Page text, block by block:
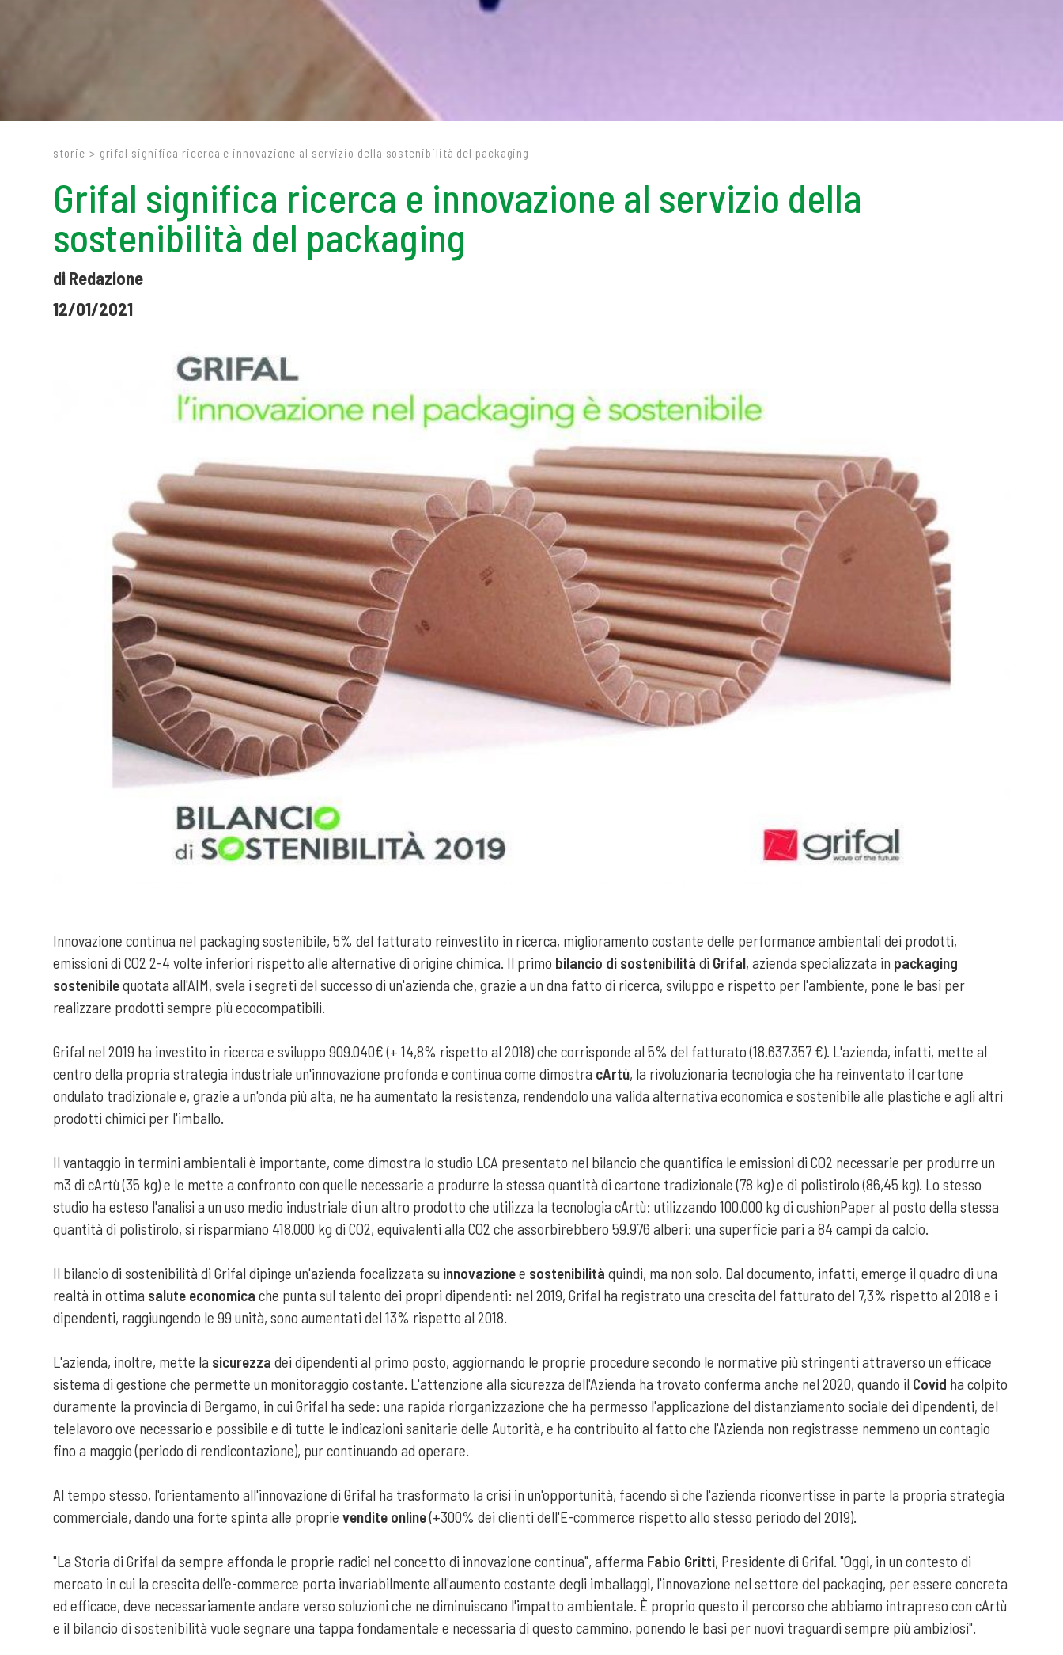
storie > grifal significa ricerca e innovazione al servizio della sostenibilità del packaging
Grifal significa ricerca e innovazione al servizio della
sostenibilità del packaging
di Redazione
12/01/2021
Innovazione continua nel packaging sostenibile, 5% del fatturato reinvestito in ricerca, miglioramento costante delle performance ambientali dei prodotti,
emissioni di CO2 2-4 volte inferiori rispetto alle alternative di origine chimica. Il primo bilancio di sostenibilità di Grifal, azienda specializzata in packaging
sostenibilequotata all'AIM, svela i segreti del successo di un'azienda che, grazie a un dna fatto di ricerca, sviluppo e rispetto per l'ambiente, pone le basi per
realizzare prodotti sempre più ecocompatibili.
Grifal nel 2019 ha investito in ricerca e sviluppo 909.040€ (+ 14,8% rispetto al 2018) che corrisponde al 5% del fatturato (18.637.357 €). L'azienda, infatti, mette al
centro della propria strategia industriale un'innovazione profonda e continua come dimostra cArtù, la rivoluzionaria tecnologia che ha reinventato il cartone
ondulato tradizionale e, grazie a un'onda più alta, ne ha aumentato la resistenza, rendendolo una valida alternativa economica e sostenibile alle plastiche e agli altri
prodotti chimici per l'imballo.
Il vantaggio in termini ambientali è importante, come dimostra lo studio LCA presentato nel bilancio che quantifica le emissioni di CO2 necessarie per produrre un
m3 di cArtù (35 kg) e le mette a confronto con quelle necessarie a produrre la stessa quantità di cartone tradizionale (78 kg) e di polistirolo (86,45 kg). Lo stesso
studio ha esteso l'analisi a un uso medio industriale di un altro prodotto che utilizza la tecnologia cArtù: utilizzando 100.000 kg di cushionPaper al posto della stessa
quantità di polistirolo, si risparmiano 418.000 kg di CO2, equivalenti alla CO2 che assorbirebbero 59.976 alberi: una superficie pari a 84 campi da calcio.
Il bilancio di sostenibilità di Grifal dipinge un'azienda focalizzata su innovazionee sostenibilità quindi, ma non solo. Dal documento, infatti, emerge il quadro di una
realtà in ottima salute economica che punta sul talento dei propri dipendenti: nel 2019, Grifal ha registrato una crescita del fatturato del 7,3% rispetto al 2018 e i
dipendenti, raggiungendo le 99 unità, sono aumentati del 13% rispetto al 2018.
L'azienda, inoltre, mette la sicurezza dei dipendenti al primo posto, aggiornando le proprie procedure secondo le normative più stringenti attraverso un efficace
sistema di gestione che permette un monitoraggio costante. L'attenzione alla sicurezza dell'Azienda ha trovato conferma anche nel 2020, quando il Covid ha colpito
duramente la provincia di Bergamo, in cui Grifal ha sede: una rapida riorganizzazione che ha permesso l'applicazione del distanziamento sociale dei dipendenti, del
telelavoro ove necessario e possibile e di tutte le indicazioni sanitarie delle Autorità, e ha contribuito al fatto che l'Azienda non registrasse nemmeno un contagio
fino a maggio (periodo di rendicontazione), pur continuando ad operare.
Al tempo stesso, l'orientamento all'innovazione di Grifal ha trasformato la crisi in un'opportunità, facendo sì che l'azienda riconvertisse in parte la propria strategia
commerciale, dando una forte spinta alle proprievendite online(+300% dei clienti dell'E-commerce rispetto allo stesso periodo del 2019).
"La Storia di Grifal da sempre affonda le proprie radici nel concetto di innovazione continua", afferma Fabio Gritti, Presidente di Grifal. "Oggi, in un contesto di
mercato in cui la crescita dell'e-commerce porta invariabilmente all'aumento costante degli imballaggi, l'innovazione nel settore del packaging, per essere concreta
ed efficace, deve necessariamente andare verso soluzioni che ne diminuiscano l'impatto ambientale. È proprio questo il percorso che abbiamo intrapreso con cArtù
e il bilancio di sostenibilità vuole segnare una tappa fondamentale e necessaria di questo cammino, ponendo le basi per nuovi traguardi sempre più ambiziosi".